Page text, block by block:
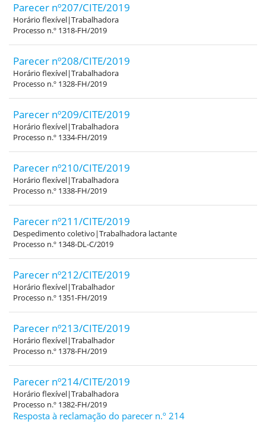
Parecer nº207/CITE/2019
Horário flexível|Trabalhadora
Processo n.º 1318-FH/2019
Parecer nº208/CITE/2019
Horário flexível|Trabalhadora
Processo n.º 1328-FH/2019
Parecer nº209/CITE/2019
Horário flexível|Trabalhadora
Processo n.º 1334-FH/2019
Parecer nº210/CITE/2019
Horário flexível|Trabalhadora
Processo n.º 1338-FH/2019
Parecer nº211/CITE/2019
Despedimento coletivo|Trabalhadora lactante
Processo n.º 1348-DL-C/2019
Parecer nº212/CITE/2019
Horário flexível|Trabalhador
Processo n.º 1351-FH/2019
Parecer nº213/CITE/2019
Horário flexível|Trabalhador
Processo n.º 1378-FH/2019
Parecer nº214/CITE/2019
Horário flexível|Trabalhadora
Processo n.º 1382-FH/2019
Resposta à reclamação do parecer n.º 214